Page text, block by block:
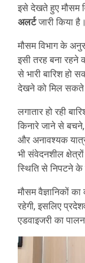
इसे देखते हुए मौसम
अलर्टजारी किया है।
मौसम विभाग के
इसी तरह बना
से भारी बारिश हो
देखने को मिल सकते
लगातार हो रही
किनारे जाने से
और अनावश्यक
भी संवेदनशील
स्थिति से निपटने के
मौसम वैज्ञानिकों
रहेगी, इसलिए
एडवाइजरी का
Video
Player